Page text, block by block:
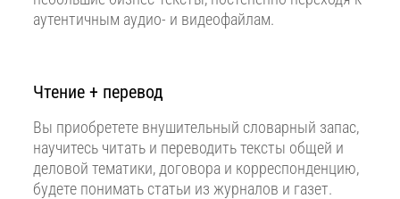
аутентичным аудио- и видеофайлам.
Чтение + перевод
Вы приобретете внушительный словарный запас,
научитесь читать и переводить тексты общей и
деловой тематики, договора и корреспонденцию,
будете понимать статьи из журналов и газет.